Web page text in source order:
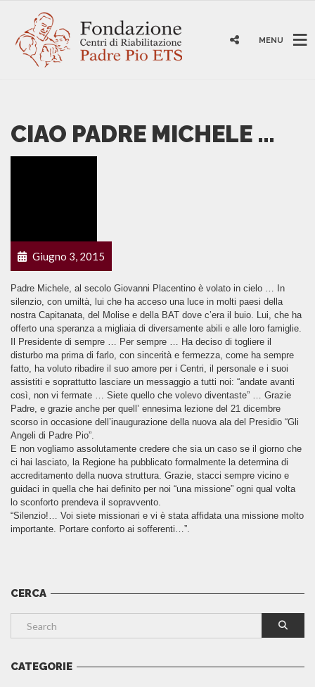
MENU
CIAO PADRE MICHELE …
Giugno 3, 2015
Padre Michele, al secolo Giovanni Placentino è volato in cielo … In
silenzio, con umiltà, lui che ha acceso una luce in molti paesi della
nostra Capitanata, del Molise e della BAT dove c’era il buio. Lui, che ha
offerto una speranza a migliaia di diversamente abili e alle loro famiglie.
Il Presidente di sempre … Per sempre … Ha deciso di togliere il
disturbo ma prima di farlo, con sincerità e fermezza, come ha sempre
fatto, ha voluto ribadire il suo amore per i Centri, il personale e i suoi
assistiti e soprattutto lasciare un messaggio a tutti noi: “andate avanti
così, non vi fermate … Siete quello che volevo diventaste” … Grazie
Padre, e grazie anche per quell’ ennesima lezione del 21 dicembre
scorso in occasione dell’inaugurazione della nuova ala del Presidio “Gli
Angeli di Padre Pio”.
E non vogliamo assolutamente credere che sia un caso se il giorno che
ci hai lasciato, la Regione ha pubblicato formalmente la determina di
accreditamento della nuova struttura. Grazie, stacci sempre vicino e
guidaci in quella che hai definito per noi “una missione” ogni qual volta
lo sconforto prendeva il sopravvento.
“Silenzio!… Voi siete missionari e vi è stata affidata una missione molto
importante. Portare conforto ai sofferenti…”.
CERCA
CATEGORIE